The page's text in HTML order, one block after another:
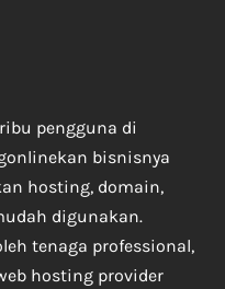
pengguna di
bisnisnya
hosting, domain,
digunakan.
tenaga professional,
hosting provider